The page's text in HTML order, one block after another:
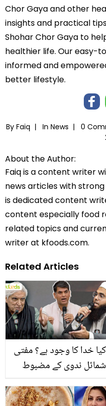
Chor Gaya and other
insights and practical
Shohar Chor Gaya to
healthier life. Our easy-
informed and
better lifestyle.
By Faiq | In News | 0
About the Author:
Faiq is a content writer
news articles with
is dedicated content
content especially food
related topics and
writer at kfoods.com.
Related Articles
کیا خدا کا وجود ہے؟ مفتی
شمائل ندوی کے مضبوط
گئے! ویڈیو